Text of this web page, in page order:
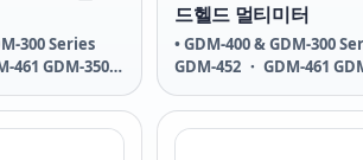
300 Series
461 GDM-350B
드헬드 멀티미터
• GDM-400 & GDM-300
GDM-452 ・ GDM-461
397 ・ GDM-398